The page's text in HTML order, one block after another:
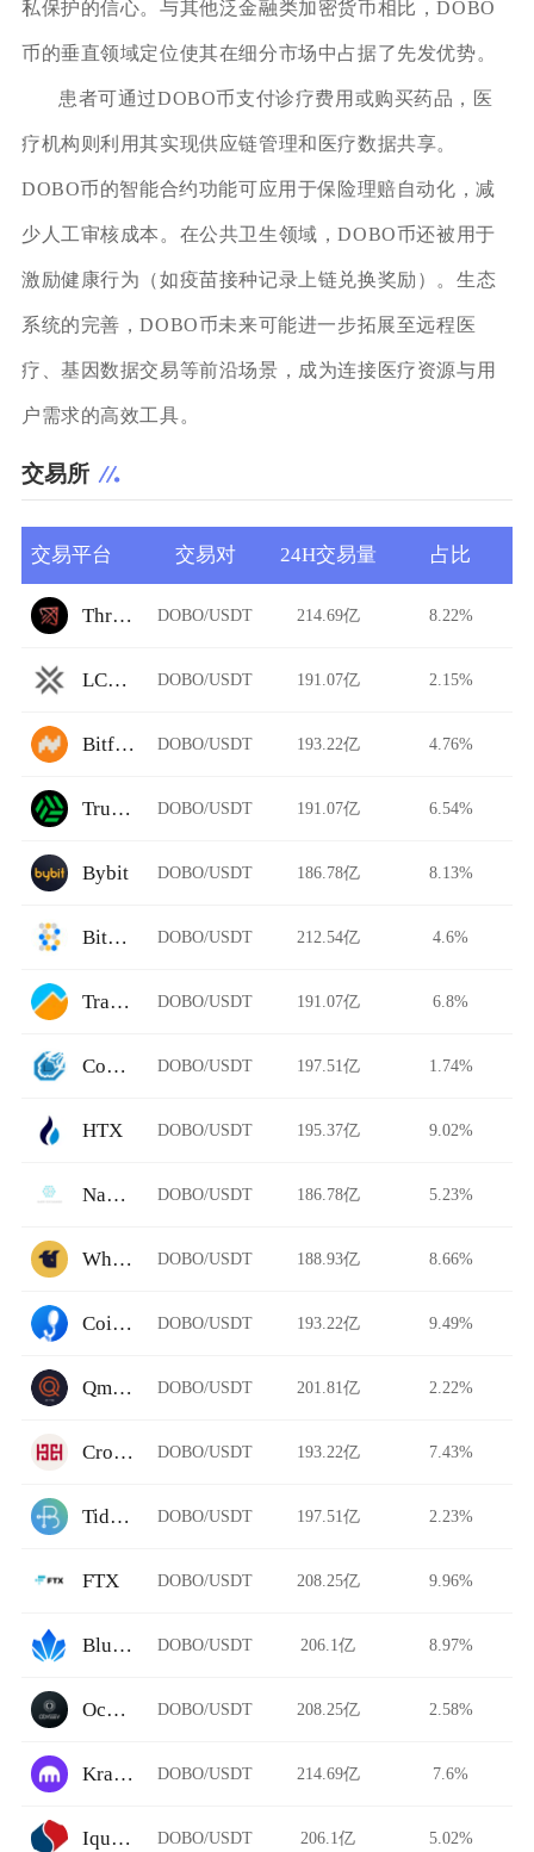
私保护的信心。与其他泛金融类加密货币相比，DOBO
币的垂直领域定位使其在细分市场中占据了先发优势。
患者可通过DOBO币支付诊疗费用或购买药品，医
疗机构则利用其实现供应链管理和医疗数据共享。
DOBO币的智能合约功能可应用于保险理赔自动化，减
少人工审核成本。在公共卫生领域，DOBO币还被用于
激励健康行为（如疫苗接种记录上链兑换奖励）。生态
系统的完善，DOBO币未来可能进一步拓展至远程医
疗、基因数据交易等前沿场景，成为连接医疗资源与用
户需求的高效工具。
交易所
交易平台 交易对 24H交易量 占比
Thruster DOBO/USDT 214.69亿 8.22%
LCX Exchange DOBO/USDT 191.07亿 2.15%
Bitflow DOBO/USDT 193.22亿 4.76%
TruBit Pro DOBO/USDT 191.07亿 6.54%
Bybit DOBO/USDT 186.78亿 8.13%
Bitdrome Finance DOBO/USDT 212.54亿 4.6%
TradeSatoshi DOBO/USDT 191.07亿 6.8%
ComethSwap DOBO/USDT 197.51亿 1.74%
HTX DOBO/USDT 195.37亿 9.02%
Nami Exchange DOBO/USDT 186.78亿 5.23%
WhiteBIT Futures DOBO/USDT 188.93亿 8.66%
CoinHe DOBO/USDT 193.22亿 9.49%
Qmall Exchange DOBO/USDT 201.81亿 2.22%
Cronus Finance DOBO/USDT 193.22亿 7.43%
Tidebit DOBO/USDT 197.51亿 2.23%
FTX DOBO/USDT 208.25亿 9.96%
BlueLotusDAO DOBO/USDT 206.1亿 8.97%
Ocnex DOBO/USDT 208.25亿 2.58%
Kraken DOBO/USDT 214.69亿 7.6%
Iquant DOBO/USDT 206.1亿 5.02%